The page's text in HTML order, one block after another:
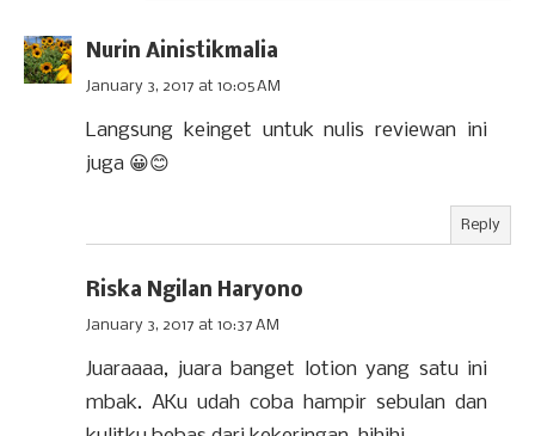
Nurin Ainistikmalia
January 3, 2017 at 10:05 AM
Langsung keinget untuk nulis reviewan ini
juga 😀😊
Reply
Riska Ngilan Haryono
January 3, 2017 at 10:37 AM
Juaraaaa, juara banget lotion yang satu ini
mbak. AKu udah coba hampir sebulan dan